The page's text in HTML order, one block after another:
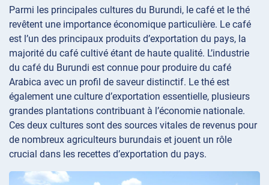
Parmi les principales cultures du Burundi, le café et le thé
revêtent une importance économique particulière. Le café
est l’un des principaux produits d’exportation du pays, la
majorité du café cultivé étant de haute qualité. L’industrie
du café du Burundi est connue pour produire du café
Arabica avec un profil de saveur distinctif. Le thé est
également une culture d’exportation essentielle, plusieurs
grandes plantations contribuant à l’économie nationale.
Ces deux cultures sont des sources vitales de revenus pour
de nombreux agriculteurs burundais et jouent un rôle
crucial dans les recettes d’exportation du pays.